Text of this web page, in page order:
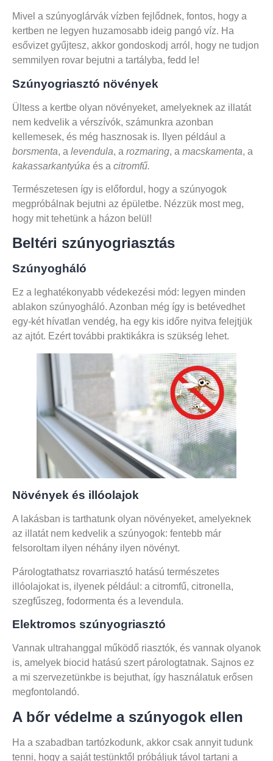
Mivel a szúnyoglárvák vízben fejlődnek, fontos, hogy a
kertben ne legyen huzamosabb ideig pangó víz. Ha
esővizet gyűjtesz, akkor gondoskodj arról, hogy ne tudjon
semmilyen rovar bejutni a tartályba, fedd le!
Szúnyogriasztó növények
Ültess a kertbe olyan növényeket, amelyeknek az illatát
nem kedvelik a vérszívók, számunkra azonban
kellemesek, és még hasznosak is. Ilyen például a
borsmenta, a levendula, a rozmaring, a macskamenta, a
kakassarkantyúka és a citromfű.
Természetesen így is előfordul, hogy a szúnyogok
megpróbálnak bejutni az épületbe. Nézzük most meg,
hogy mit tehetünk a házon belül!
Beltéri szúnyogriasztás
Szúnyogháló
Ez a leghatékonyabb védekezési mód: legyen minden
ablakon szúnyogháló. Azonban még így is betévedhet
egy-két hívatlan vendég, ha egy kis időre nyitva felejtjük
az ajtót. Ezért további praktikákra is szükség lehet.
Növények és illóolajok
A lakásban is tarthatunk olyan növényeket, amelyeknek
az illatát nem kedvelik a szúnyogok: fentebb már
felsoroltam ilyen néhány ilyen növényt.
Párologtathatsz rovarriasztó hatású természetes
illóolajokat is, ilyenek például: a citromfű, citronella,
szegfűszeg, fodormenta és a levendula.
Elektromos szúnyogriasztó
Vannak ultrahanggal működő riasztók, és vannak olyanok
is, amelyek biocid hatású szert párologtatnak. Sajnos ez
a mi szervezetünkbe is bejuthat, így használatuk erősen
megfontolandó.
A bőr védelme a szúnyogok ellen
Ha a szabadban tartózkodunk, akkor csak annyit tudunk
tenni, hogy a saját testünktől próbáljuk távol tartani a